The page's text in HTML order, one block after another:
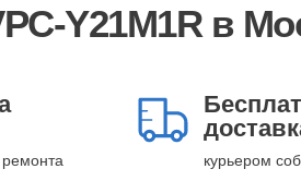
Y21M1R в
ремонта курьером